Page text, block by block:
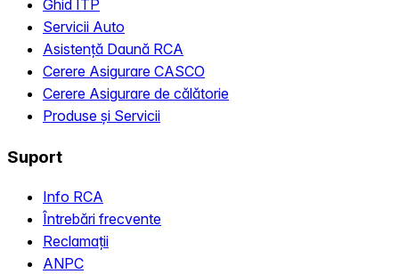
Ghid ITP
Servicii Auto
Asistență Daună RCA
Cerere Asigurare CASCO
Cerere Asigurare de călătorie
Produse și Servicii
Suport
Info RCA
Întrebări frecvente
Reclamații
ANPC